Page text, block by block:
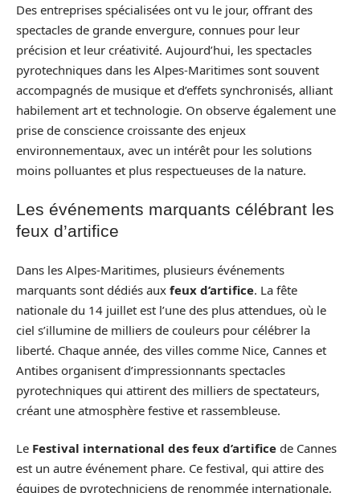
Des entreprises spécialisées ont vu le jour, offrant des
spectacles de grande envergure, connues pour leur
précision et leur créativité. Aujourd’hui, les spectacles
pyrotechniques dans les Alpes-Maritimes sont souvent
accompagnés de musique et d’effets synchronisés, alliant
habilement art et technologie. On observe également une
prise de conscience croissante des enjeux
environnementaux, avec un intérêt pour les solutions
moins polluantes et plus respectueuses de la nature.
Les événements marquants célébrant les
feux d’artifice
Dans les Alpes-Maritimes, plusieurs événements
marquants sont dédiés aux feux d’artifice. La fête
nationale du 14 juillet est l’une des plus attendues, où le
ciel s’illumine de milliers de couleurs pour célébrer la
liberté. Chaque année, des villes comme Nice, Cannes et
Antibes organisent d’impressionnants spectacles
pyrotechniques qui attirent des milliers de spectateurs,
créant une atmosphère festive et rassembleuse.
Le Festival international des feux d’artifice de Cannes
est un autre événement phare. Ce festival, qui attire des
équipes de pyrotechniciens de renommée internationale,